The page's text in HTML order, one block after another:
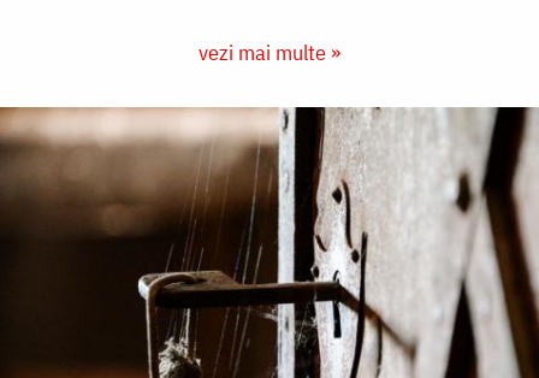
vezi mai multe »